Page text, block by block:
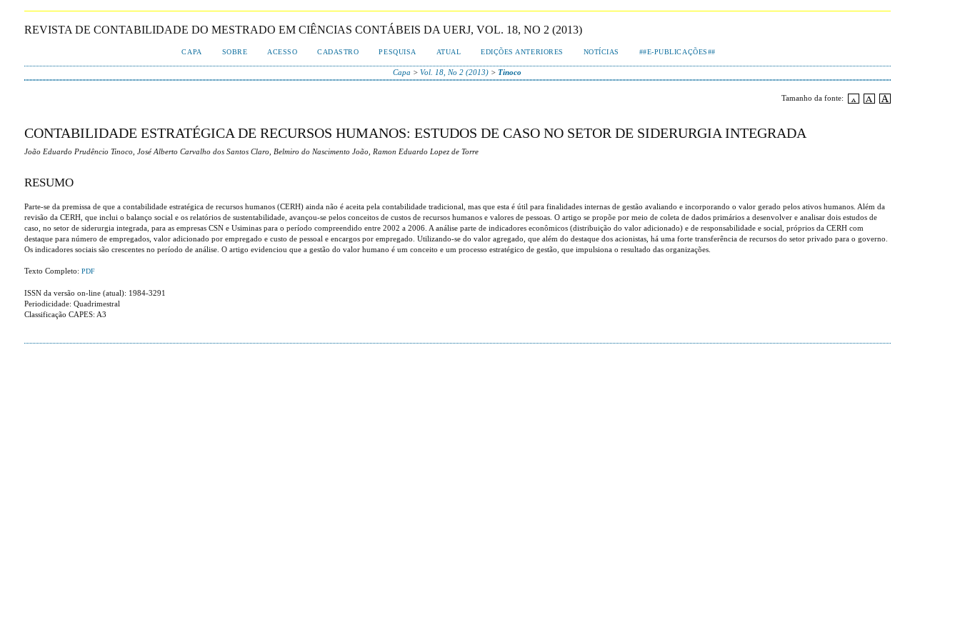
REVISTA DE CONTABILIDADE DO MESTRADO EM CIÊNCIAS CONTÁBEIS DA UERJ, VOL. 18, NO 2 (2013)
CAPA SOBRE ACESSO CADASTRO PESQUISA ATUAL EDIÇÕES ANTERIORES NOTÍCIAS ##E-PUBLICAÇÕES##
Capa >Vol. 18, No 2 (2013) >Tinoco
Tamanho da fonte:
CONTABILIDADE ESTRATÉGICA DE RECURSOS HUMANOS: ESTUDOS DE CASO NO SETOR DE SIDERURGIA INTEGRADA
João Eduardo Prudêncio Tinoco, José Alberto Carvalho dos Santos Claro, Belmiro do Nascimento João, Ramon Eduardo Lopez de Torre
RESUMO
Parte-se da premissa de que a contabilidade estratégica de recursos humanos (CERH) ainda não é aceita pela contabilidade tradicional, mas que esta é útil para finalidades internas de gestão avaliando e incorporando o valor gerado pelos ativos humanos. Além da
revisão da CERH, que inclui o balanço social e os relatórios de sustentabilidade, avançou-se pelos conceitos de custos de recursos humanos e valores de pessoas. O artigo se propõe por meio de coleta de dados primários a desenvolver e analisar dois estudos de
caso, no setor de siderurgia integrada, para as empresas CSN e Usiminas para o período compreendido entre 2002 a 2006. A análise parte de indicadores econômicos (distribuição do valor adicionado) e de responsabilidade e social, próprios da CERH com
destaque para número de empregados, valor adicionado por empregado e custo de pessoal e encargos por empregado. Utilizando-se do valor agregado, que além do destaque dos acionistas, há uma forte transferência de recursos do setor privado para o governo.
Os indicadores sociais são crescentes no período de análise. O artigo evidenciou que a gestão do valor humano é um conceito e um processo estratégico de gestão, que impulsiona o resultado das organizações.
Texto Completo: PDF
ISSN da versão on-line (atual): 1984-3291
Periodicidade: Quadrimestral
Classificação CAPES: A3